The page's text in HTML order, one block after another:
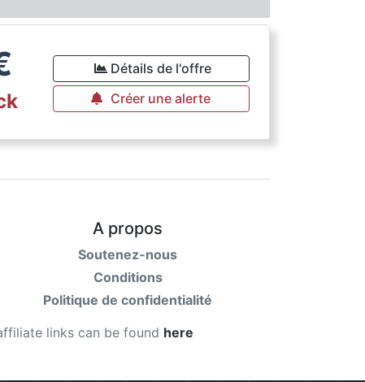
Détails de l'offre
Créer une alerte
A propos
Soutenez-nous
Conditions
Politique de confidentialité
links can be found here